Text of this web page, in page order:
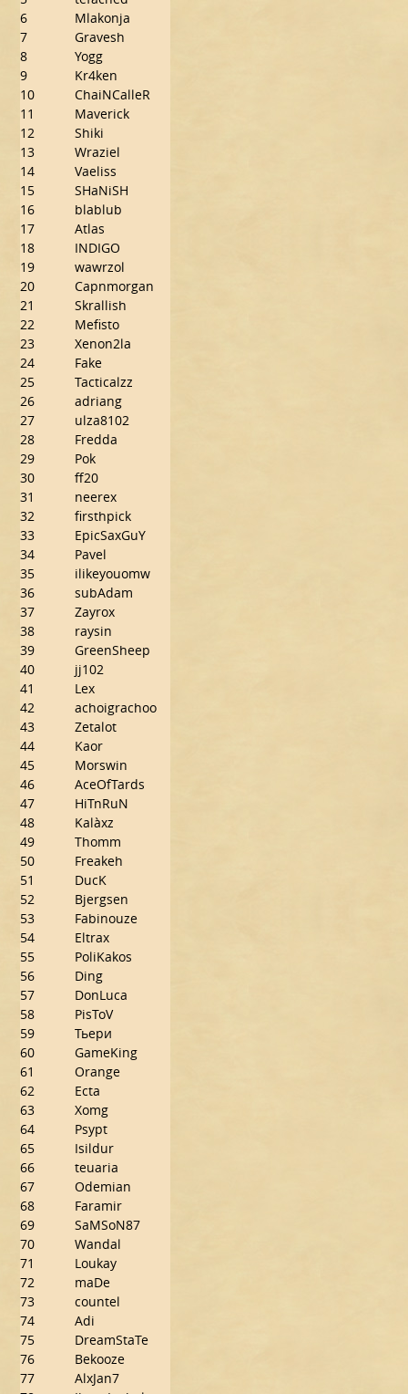
6
Mlakonja
7
Gravesh
8
Yogg
9
Kr4ken
10
ChaiNCalleR
11
Maverick
12
Shiki
13
Wraziel
14
Vaeliss
15
SHaNiSH
16
blablub
17
Atlas
18
INDIGO
19
wawrzol
20
Capnmorgan
21
Skrallish
22
Mefisto
23
Xenon2la
24
Fake
25
Tacticalzz
26
adriang
27
ulza8102
28
Fredda
29
Pok
30
ff20
31
neerex
32
firsthpick
33
EpicSaxGuY
34
Pavel
35
ilikeyouomw
36
subAdam
37
Zayrox
38
raysin
39
GreenSheep
40
jj102
41
Lex
42
achoigrachoo
43
Zetalot
44
Kaor
45
Morswin
46
AceOfTards
47
HiTnRuN
48
Kalàxz
49
Thomm
50
Freakeh
51
DucK
52
Bjergsen
53
Fabinouze
54
Eltrax
55
PoliKakos
56
Ding
57
DonLuca
58
PisToV
59
Тьери
60
GameKing
61
Orange
62
Ecta
63
Xomg
64
Psypt
65
Isildur
66
teuaria
67
Odemian
68
Faramir
69
SaMSoN87
70
Wandal
71
Loukay
72
maDe
73
countel
74
Adi
75
DreamStaTe
76
Bekooze
77
AlxJan7